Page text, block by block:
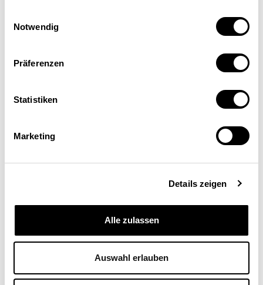
Notwendig
Präferenzen
Statistiken
Marketing
Details zeigen
Alle zulassen
Auswahl erlauben
Lukas Budde
Institut für Technologiemanagement, Universität
St. Gallen